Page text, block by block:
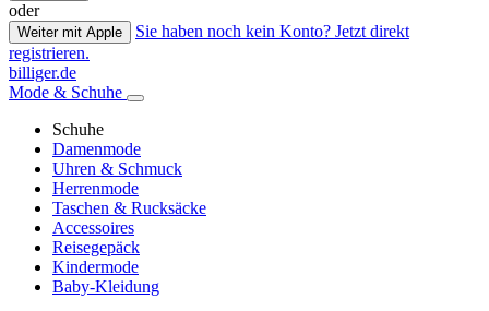
oder
Weiter mit Apple
Sie haben noch kein Konto? Jetzt direkt
registrieren.
billiger.de
Mode & Schuhe
Schuhe
Damenmode
Uhren & Schmuck
Herrenmode
Taschen & Rucksäcke
Accessoires
Reisegepäck
Kindermode
Baby-Kleidung